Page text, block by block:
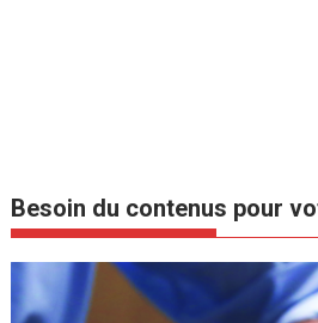
Besoin du contenus pour